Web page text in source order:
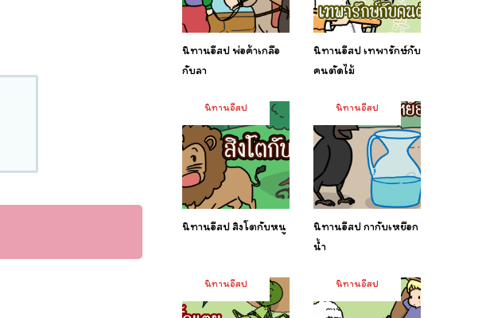
นิทานอีสป พ่อค้าเกลือ
กับลา
นิทานอีสป เทพารักษ์กับ
คนตัดไม้
นิทานอีสป
นิทานอีสป สิงโตกับหนู
นิทานอีสป
นิทานอีสป กากับเหยือก
น้ำ
นิทานอีสป นิทานอีสป